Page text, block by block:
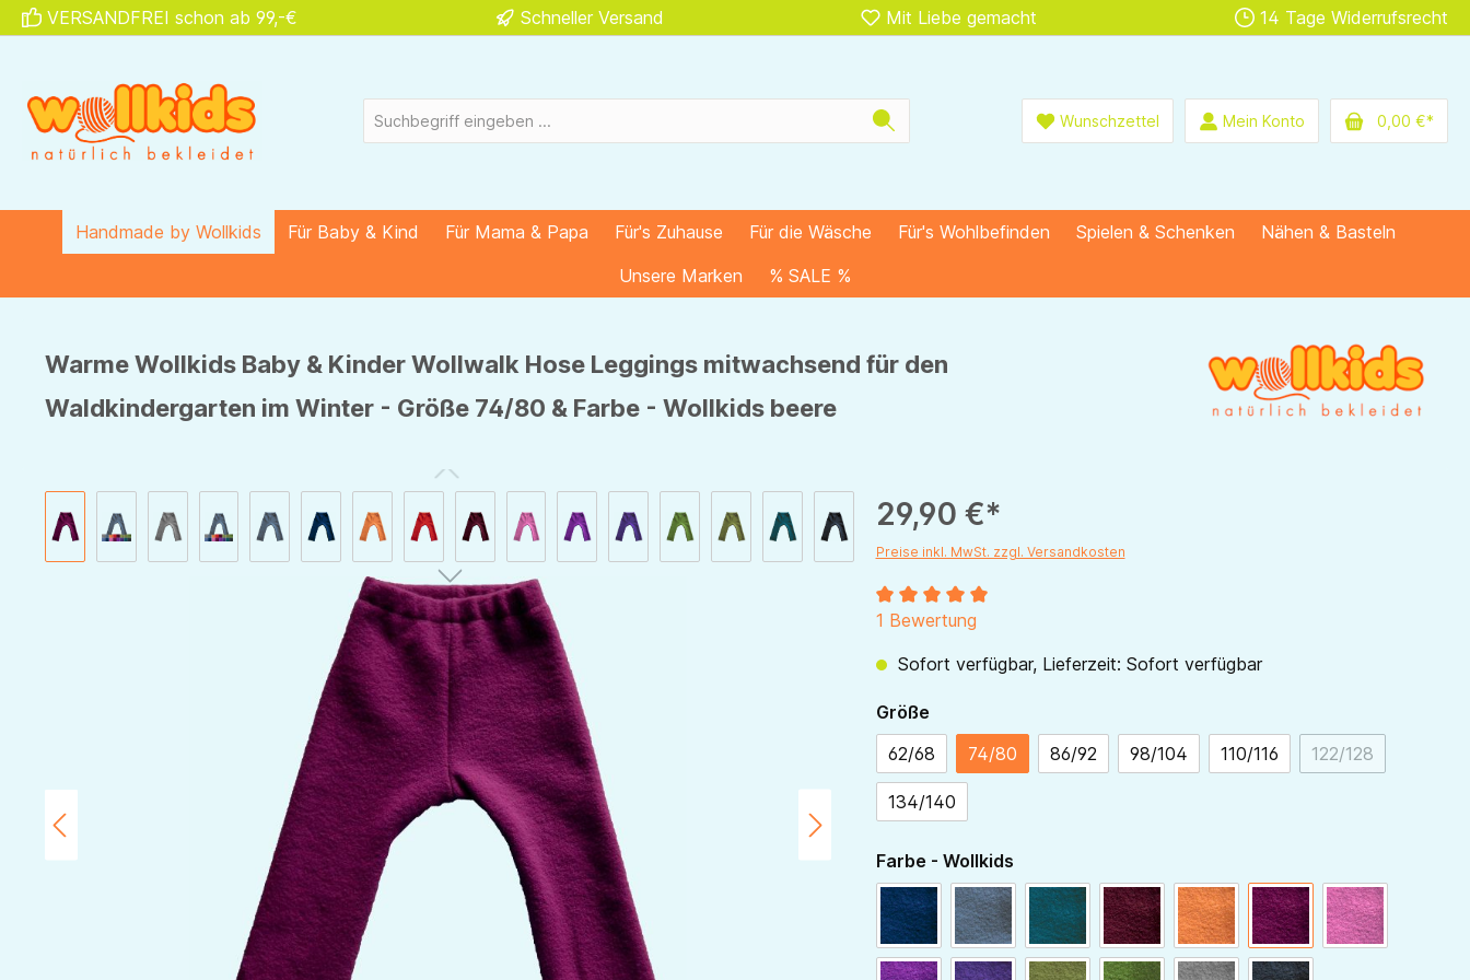
Zur Hauptnavigation springen
VERSANDFREI schon ab 99,-€ Schneller Versand Mit Liebe gemacht 14 Tage Widerrufsrecht
Wunschzettel Mein Konto 0,00 €*
Handmade by Wollkids Für Baby & Kind Für Mama & Papa Für's Zuhause Für die Wäsche Für's Wohlbefinden Spielen & Schenken
Nähen & Basteln
Unsere Marken
% SALE %
Warme Wollkids Baby & Kinder Wollwalk Hose Leggings mitwachsend für den
Waldkindergarten im Winter - Größe 74/80 & Farbe - Wollkids beere
29,90 €*
Preise inkl. MwSt. zzgl. Versandkosten
Durchschnittliche Bewertung von 5 von 5 Sternen
1 Bewertung
Sofort verfügbar, Lieferzeit: Sofort verfügbar
Größeauswählen
62/68
74/80 86/92 98/104 110/116 122/128(Diese Option ist
134/140
Farbe - Wollkidsauswählen
navy blaugrau dunkelpetrolbordeauxhellorangebeere himbeer